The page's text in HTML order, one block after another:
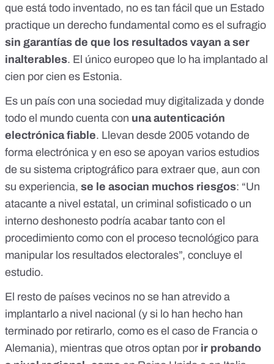
que está todo inventado, no es tan fácil que un Estado
practique un derecho fundamental como es el sufragio
sin garantías de que los resultados vayan a ser
inalterables. El único europeo que lo ha implantado al
cien por cien es Estonia.
Es un país con una sociedad muy digitalizada y donde
todo el mundo cuenta con una autenticación
electrónica fiable. Llevan desde 2005 votando de
forma electrónica y en eso se apoyan varios estudios
de su sistema criptográfico para extraer que, aun con
su experiencia, se le asocian muchos riesgos: “Un
atacante a nivel estatal, un criminal sofisticado o un
interno deshonesto podría acabar tanto con el
procedimiento como con el proceso tecnológico para
manipular los resultados electorales”, concluye el
estudio.
El resto de países vecinos no se han atrevido a
implantarlo a nivel nacional (y si lo han hecho han
terminado por retirarlo, como es el caso de Francia o
Alemania), mientras que otros optan por ir probando